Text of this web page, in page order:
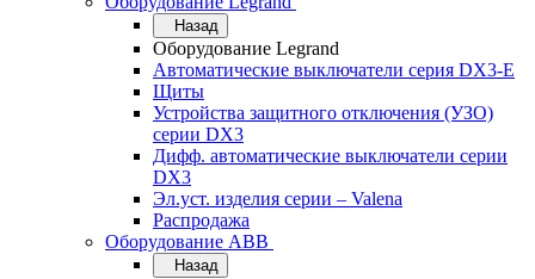
Назад
Оборудование Legrand
Автоматические выключатели серия DX3-E
Щиты
Устройства защитного отключения (УЗО)
серии DX3
Дифф. автоматические выключатели серии
DX3
Эл.уст. изделия серии – Valena
Распродажа
Оборудование АВВ
Назад